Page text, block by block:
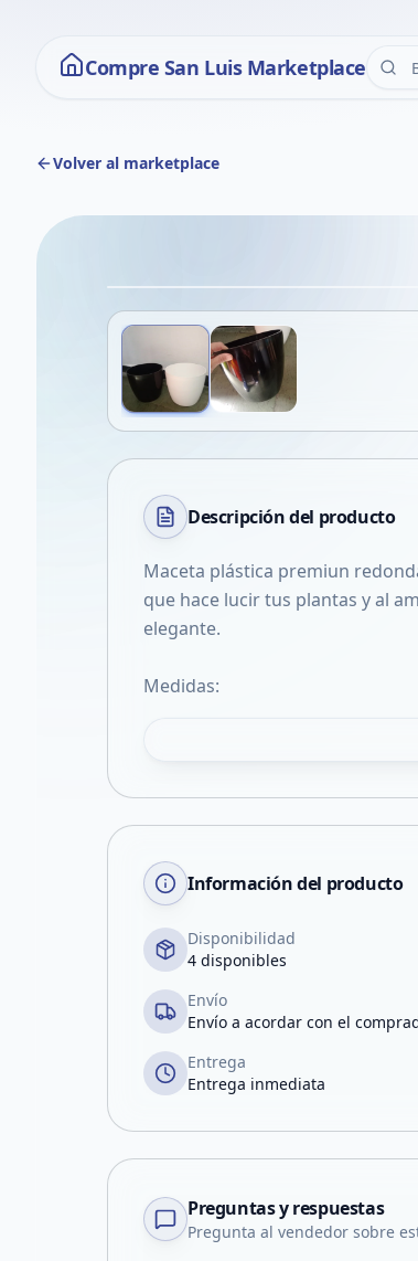
Compre San Luis Marketplace
Volver al marketplace
Descripción del producto
Maceta plástica premiun
que hace lucir tus plantas y al
elegante.
Medidas:
Información del producto
Disponibilidad
4 disponibles
Envío
Envío a acordar con el
Entrega
Entrega inmediata
Preguntas y respuestas
Pregunta al vendedor sobre